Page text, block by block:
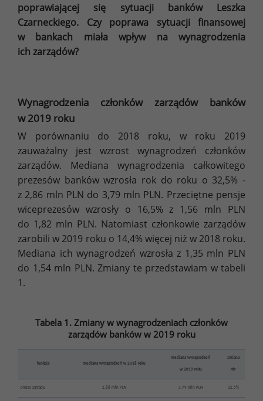
poprawiającej się sytuacji banków Leszka
Czarneckiego. Czy poprawa sytuacji finansowej
w bankach miała wpływ na wynagrodzenia
ich zarządów?
Wynagrodzenia członków zarządów banków
w 2019 roku
W porównaniu do 2018 roku, w roku 2019
zauważalny jest wzrost wynagrodzeń członków
zarządów. Mediana wynagrodzenia całkowitego
prezesów banków wzrosła rok do roku o 32,5% -
z 2,86 mln PLN do 3,79 mln PLN. Przeciętne pensje
wiceprezesów wzrosły o 16,5% z 1,56 mln PLN
do 1,82 mln PLN. Natomiast członkowie zarządów
zarobili w 2019 roku o 14,4% więcej niż w 2018 roku.
Mediana ich wynagrodzeń wzrosła z 1,35 mln PLN
do 1,54 mln PLN. Zmiany te przedstawiam w tabeli
1.
Tabela 1. Zmiany w wynagrodzeniach członków
zarządów banków w 2019 roku
funkcja mediana wynagrodzeń w 2018 roku
mediana wynagrodzeń
w 2019 roku
zmiana
rdr
prezes zarządu 2,86 mln PLN 3,79 mln PLN 32,5%